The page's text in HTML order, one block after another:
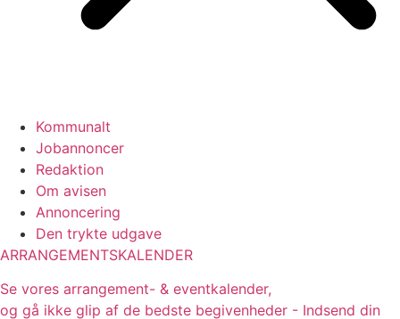
Kommunalt
Jobannoncer
Redaktion
Om avisen
Annoncering
Den trykte udgave
ARRANGEMENTSKALENDER
Se vores arrangement- & eventkalender,
og gå ikke glip af de bedste begivenheder - Indsend din